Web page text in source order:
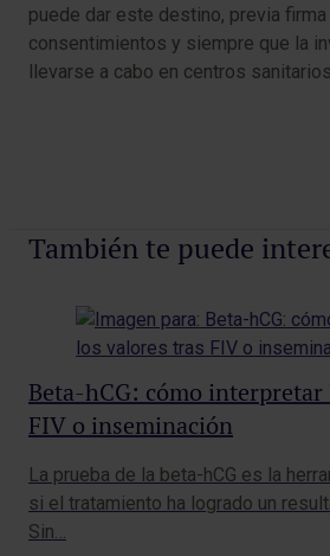
puede dar este destino, previa
consentimientos y siempre que la
llevarse a cabo en centros
También te puede
Beta-hCG: cómo interpretar
FIV o inseminación
La prueba de la beta-hCG es la
si el tratamiento ha logrado un
Sin…